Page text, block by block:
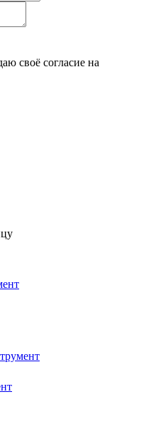
своё согласие на